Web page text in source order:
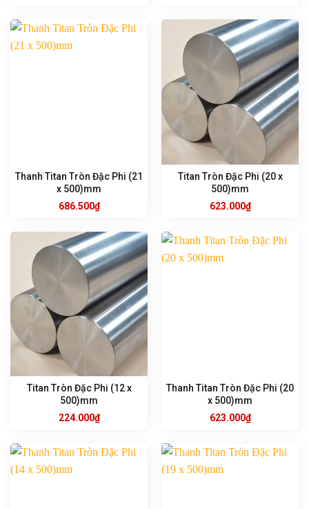
Thanh Titan Tròn Đặc Phi (21
x 500)mm
686.500₫
Titan Tròn Đặc Phi (20 x
500)mm
623.000₫
Titan Tròn Đặc Phi (12 x
500)mm
224.000₫
Thanh Titan Tròn Đặc Phi (20
x 500)mm
623.000₫